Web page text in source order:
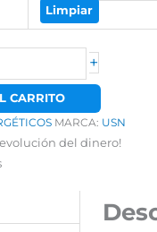
Limpiar
+
CARRITO
MARCA: USN
del dinero!